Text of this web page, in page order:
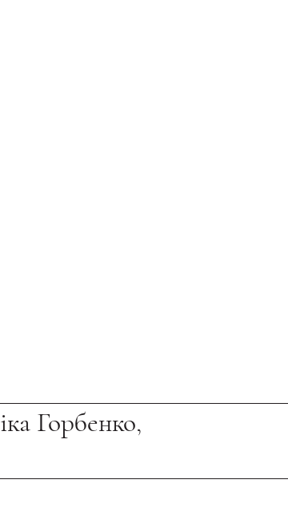
Горбенко,